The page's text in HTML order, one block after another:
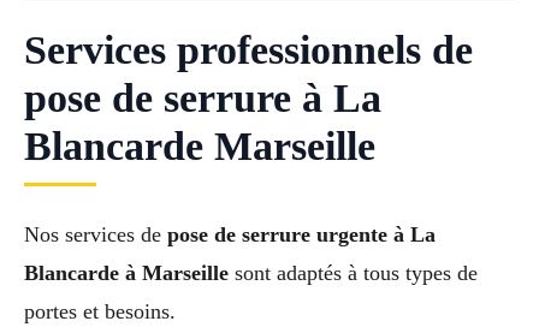
Services professionnels de
pose de serrure à La
Blancarde Marseille
Nos services de pose de serrure urgente à La
Blancarde à Marseille sont adaptés à tous types de
portes et besoins.